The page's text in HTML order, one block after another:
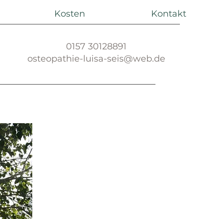
Kosten Kontakt
0157 30128891
osteopathie-luisa-seis@web.de